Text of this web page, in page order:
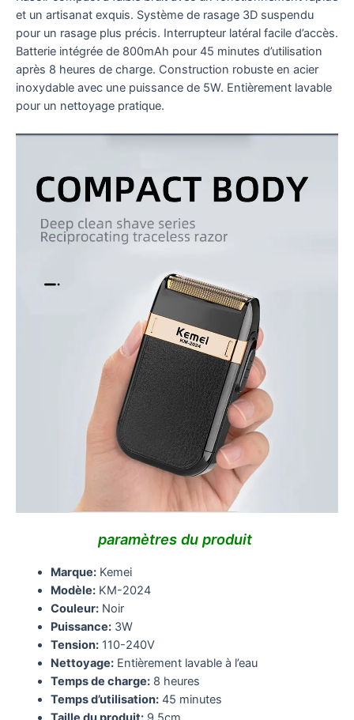
et un artisanat exquis. Système de rasage 3D suspendu
pour un rasage plus précis. Interrupteur latéral facile d’accès.
Batterie intégrée de 800mAh pour 45 minutes d’utilisation
après 8 heures de charge. Construction robuste en acier
inoxydable avec une puissance de 5W. Entièrement lavable
pour un nettoyage pratique.
paramètres du produit
Marque:Kemei
Modèle:KM-2024
Couleur:Noir
Puissance:3W
Tension:110-240V
Nettoyage:Entièrement lavable à l’eau
Temps de charge:8 heures
Temps d’utilisation:45 minutes